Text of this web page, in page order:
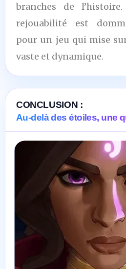
branches de
rejouabilité est
pour un jeu qui mise
vaste et dynamique.
CONCLUSION :
Au-delà des étoiles, une